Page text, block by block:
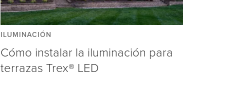
ILUMINACIÓN
Cómo instalar la iluminación para
terrazas Trex® LED